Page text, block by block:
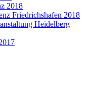
2018
Friedrichshafen 2018
Heidelberg